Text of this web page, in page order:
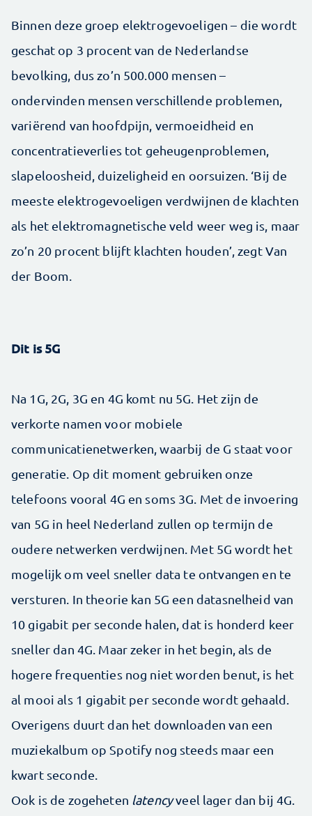
Binnen deze groep elektrogevoeligen – die wordt
geschat op 3 procent van de Nederlandse
bevolking, dus zo’n 500.000 mensen –
ondervinden mensen verschillende problemen,
variërend van hoofdpijn, vermoeidheid en
concentratieverlies tot geheugenproblemen,
slapeloosheid, duizeligheid en oorsuizen. ‘Bij de
meeste elektrogevoeligen verdwijnen de klachten
als het elektromagnetische veld weer weg is, maar
zo’n 20 procent blijft klachten houden’, zegt Van
der Boom.
Dit is 5G
Na 1G, 2G, 3G en 4G komt nu 5G. Het zijn de
verkorte namen voor mobiele
communicatienetwerken, waarbij de G staat voor
generatie. Op dit moment gebruiken onze
telefoons vooral 4G en soms 3G. Met de invoering
van 5G in heel Nederland zullen op termijn de
oudere netwerken verdwijnen. Met 5G wordt het
mogelijk om veel sneller data te ontvangen en te
versturen. In theorie kan 5G een datasnelheid van
10 gigabit per seconde halen, dat is honderd keer
sneller dan 4G. Maar zeker in het begin, als de
hogere frequenties nog niet worden benut, is het
al mooi als 1 gigabit per seconde wordt gehaald.
Overigens duurt dan het downloaden van een
muziekalbum op Spotify nog steeds maar een
kwart seconde.
Ook is de zogeheten latencyveel lager dan bij 4G.